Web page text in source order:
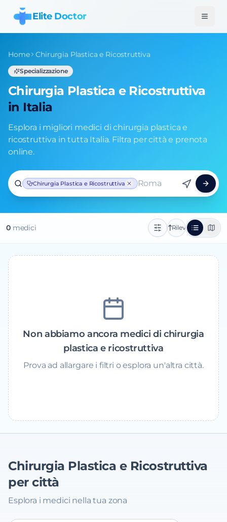
Elite Doctor
Home Chirurgia Plastica e Ricostruttiva
Specializzazione
Chirurgia Plastica e Ricostruttiva
in Italia
Esplora i migliori medici di chirurgia plastica e
ricostruttiva in tutta Italia. Filtra per città e prenota
online.
Chirurgia Plastica e Ricostruttiva Roma
0medici Rilevanza
Non abbiamo ancora medici di chirurgia
plastica e ricostruttiva
Prova ad allargare i filtri o esplora un'altra città.
Chirurgia Plastica e Ricostruttiva
per città
Esplora i medici nella tua zona